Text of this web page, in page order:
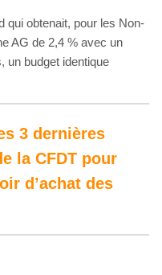
qui obtenait, pour les Non-
AG de 2,4 % avec un
un budget identique
3 dernières
la CFDT pour
d’achat des